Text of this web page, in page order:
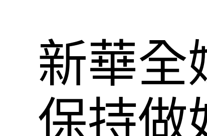
新華全
保持做